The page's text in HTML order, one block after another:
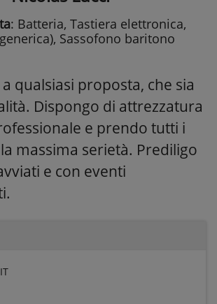
: Batteria, Tastiera elettronica,
Sassofono baritono
qualsiasi proposta, che sia
Dispongo di attrezzatura
e prendo tutti i
massima serietà. Prediligo
e con eventi